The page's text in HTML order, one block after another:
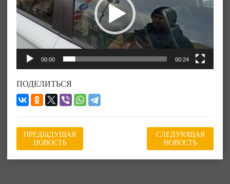
00:00 00:24
ПОДЕЛИТЬСЯ
ПРЕДЫДУЩАЯ
НОВОСТЬ
СЛЕДУЮЩАЯ
НОВОСТЬ